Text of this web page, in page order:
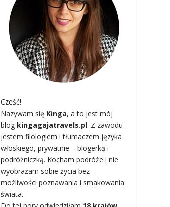
Cześć!
Nazywam się Kinga, a to jest mój
blog kingagajatravels.pl. Z zawodu
jestem filologiem i tłumaczem języka
włoskiego, prywatnie – blogerką i
podróżniczką. Kocham podróże i nie
wyobrażam sobie życia bez
możliwości poznawania i smakowania
świata.